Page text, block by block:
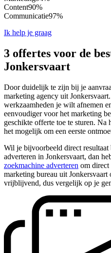
Content90%
Communicatie97%
Ik help je graag
3 offertes voor de
Jonkersvaart
Door duidelijk te zijn bij je
marketing agency uit
werkzaamheden je wilt afnemen
eenvoudiger voor het marketing
geschikte offerte toe te sturen. Na
het mogelijk om een eerste
Wil je bijvoorbeeld direct resultaat
adverteren in Jonkersvaart, dan
zoekmachine adverteren om direct
marketing bureau uit
vrijblijvend, dus vergelijk op je